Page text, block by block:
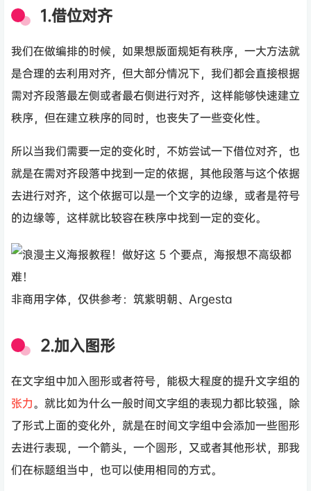
1.借位对齐
我们在做编排的时候，如果想版面规矩有秩序，一大方法就
是合理的去利用对齐，但大部分情况下，我们都会直接根据
需对齐段落最左侧或者最右侧进行对齐，这样能够快速建立
秩序，但在建立秩序的同时，也丧失了一些变化性。
所以当我们需要一定的变化时，不妨尝试一下借位对齐，也
就是在需对齐段落中找到一定的依据，其他段落与这个依据
去进行对齐，这个依据可以是一个文字的边缘，或者是符号
的边缘等，这样就比较容在秩序中找到一定的变化。
非商用字体，仅供参考：筑紫明朝、Argesta
2.加入图形
在文字组中加入图形或者符号，能极大程度的提升文字组的
张力。就比如为什么一般时间文字组的表现力都比较强，除
了形式上面的变化外，就是在时间文字组中会添加一些图形
去进行表现，一个箭头，一个圆形，又或者其他形状，那我
们在标题组当中，也可以使用相同的方式。